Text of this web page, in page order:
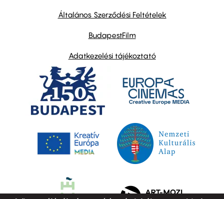
Általános Szerződési Feltételek
BudapestFilm
Adatkezelési tájékoztató